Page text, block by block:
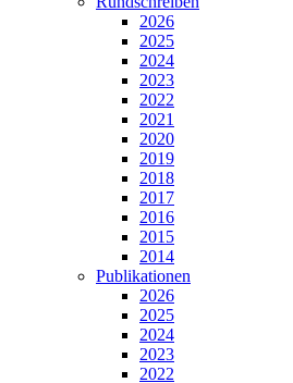
2026
2025
2024
2023
2022
2021
2020
2019
2018
2017
2016
2015
2014
Publikationen
2026
2025
2024
2023
2022